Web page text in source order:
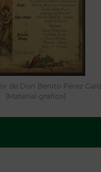
de Don Benito Pérez
[Material gráfico]